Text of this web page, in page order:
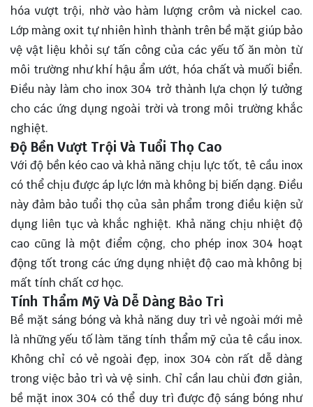
hóa vượt trội, nhờ vào hàm lượng crôm và nickel cao.
Lớp màng oxit tự nhiên hình thành trên bề mặt giúp bảo
vệ vật liệu khỏi sự tấn công của các yếu tố ăn mòn từ
môi trường như khí hậu ẩm ướt, hóa chất và muối biển.
Điều này làm cho inox 304 trở thành lựa chọn lý tưởng
cho các ứng dụng ngoài trời và trong môi trường khắc
nghiệt.
Độ Bền Vượt Trội Và Tuổi Thọ Cao
Với độ bền kéo cao và khả năng chịu lực tốt, tê cầu inox
có thể chịu được áp lực lớn mà không bị biến dạng. Điều
này đảm bảo tuổi thọ của sản phẩm trong điều kiện sử
dụng liên tục và khắc nghiệt. Khả năng chịu nhiệt độ
cao cũng là một điểm cộng, cho phép inox 304 hoạt
động tốt trong các ứng dụng nhiệt độ cao mà không bị
mất tính chất cơ học.
Tính Thẩm Mỹ Và Dễ Dàng Bảo Trì
Bề mặt sáng bóng và khả năng duy trì vẻ ngoài mới mẻ
là những yếu tố làm tăng tính thẩm mỹ của tê cầu inox.
Không chỉ có vẻ ngoài đẹp, inox 304 còn rất dễ dàng
trong việc bảo trì và vệ sinh. Chỉ cần lau chùi đơn giản,
bề mặt inox 304 có thể duy trì được độ sáng bóng như